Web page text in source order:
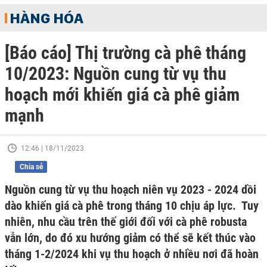
HÀNG HÓA
[Báo cáo] Thị trường cà phê tháng
10/2023: Nguồn cung từ vụ thu
hoạch mới khiến giá cà phê giảm
mạnh
12:46 | 18/11/2023
Chia sẻ
Nguồn cung từ vụ thu hoạch niên vụ 2023 - 2024 dồi
dào khiến giá cà phê trong tháng 10 chịu áp lực. Tuy
nhiên, nhu cầu trên thế giới đối với cà phê robusta
vẫn lớn, do đó xu hướng giảm có thể sẽ kết thúc vào
tháng 1-2/2024 khi vụ thu hoạch ở nhiều nơi đã hoàn